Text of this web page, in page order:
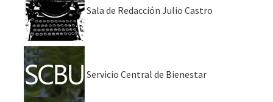
Sala de Redacción Julio Castro
Servicio Central de Bienestar